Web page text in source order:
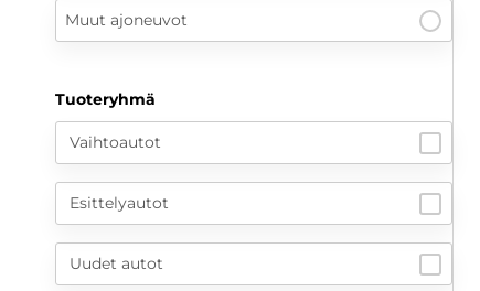
Muut ajoneuvot
Tuoteryhmä
Vaihtoautot
Esittelyautot
Uudet autot